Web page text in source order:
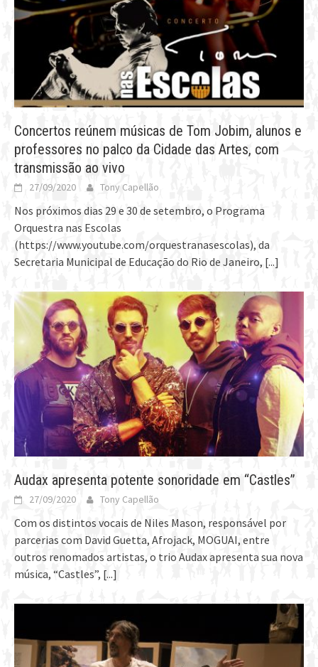
Concertos reúnem músicas de Tom Jobim, alunos e
professores no palco da Cidade das Artes, com
transmissão ao vivo
27/09/2020 Tony Capellão
Nos próximos dias 29 e 30 de setembro, o Programa
Orquestra nas Escolas
(https://www.youtube.com/orquestranasescolas), da
Secretaria Municipal de Educação do Rio de Janeiro, [...]
Audax apresenta potente sonoridade em “Castles”
27/09/2020 Tony Capellão
Com os distintos vocais de Niles Mason, responsável por
parcerias com David Guetta, Afrojack, MOGUAI, entre
outros renomados artistas, o trio Audax apresenta sua nova
música, “Castles”, [...]